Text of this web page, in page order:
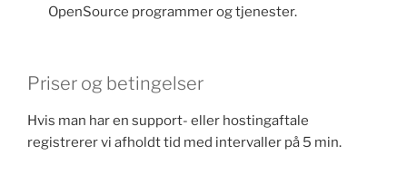
OpenSource programmer og tjenester.
Priser og betingelser
Hvis man har en support- eller hostingaftale
registrerer vi afholdt tid med intervaller på 5 min.